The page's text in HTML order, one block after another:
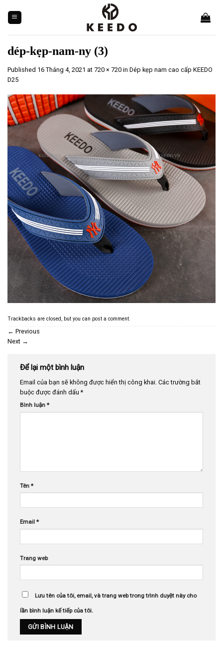
content
dép-kẹp-nam-ny (3)
Published 16 Tháng 4, 2021 at 720 × 720 in Dép kẹp nam cao cấp KEEDO
D25
Trackbacks are closed, but you can post a comment.
← Previous
Next →
Để lại một bình luận
Email của bạn sẽ không được hiển thị công khai. Các trường bắt
buộc được đánh dấu*
Bình luận *
Tên *
Email *
Trang web
Lưu tên của tôi, email, và trang web trong trình duyệt này cho
lần bình luận kế tiếp của tôi.